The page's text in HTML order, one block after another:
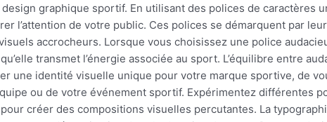
graphique sportif. En utilisant des polices de caractères
l’attention de votre public. Ces polices se démarquent par
accrocheurs. Lorsque vous choisissez une police
transmet l’énergie associée au sport. L’équilibre entre
une identité visuelle unique pour votre marque sportive, de
ou de votre événement sportif. Expérimentez différentes
créer des compositions visuelles percutantes. La